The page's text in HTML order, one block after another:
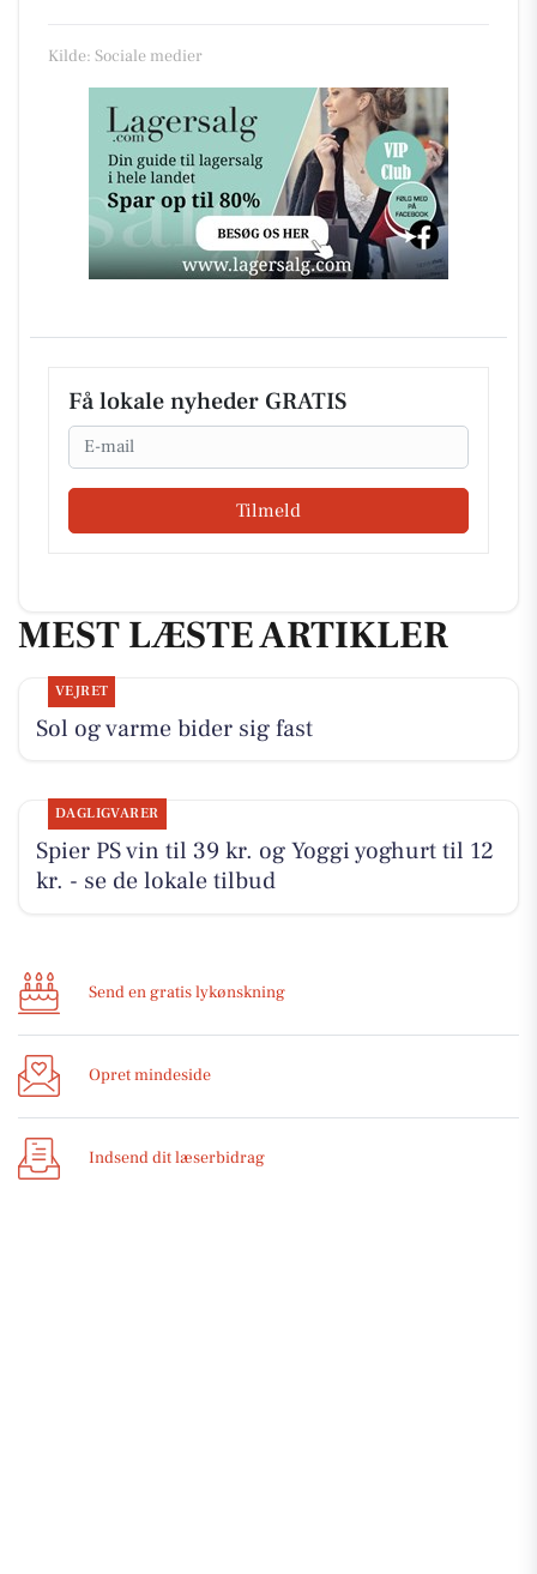
Kilde: Sociale medier
Få lokale nyheder GRATIS
Email
Tilmeld
MEST LÆSTE ARTIKLER
VEJRET
Sol og varme bider sig fast
DAGLIGVARER
Spier PS vin til 39 kr. og Yoggi yoghurt til 12
kr. - se de lokale tilbud
Send en gratis lykønskning
Opret mindeside
Indsend dit læserbidrag